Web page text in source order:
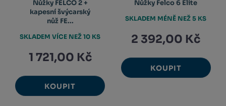
Nůžky FELCO 2 +
kapesní švýcarský
nůž FE...
1 721,00 Kč
KOUPIT
SKLADEM VÍCE NEŽ 10 KS
Nůžky Felco 6 Elite
2 392,00 Kč
KOUPIT
SKLADEM MÉNĚ NEŽ 5 KS